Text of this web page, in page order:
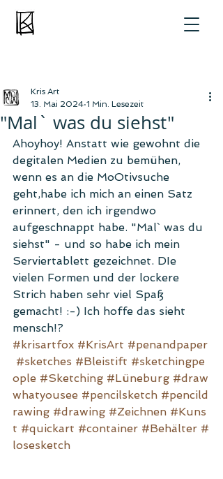
"Mal` was du siehst"
Kris Art
13. Mai 2024 1 Min. Lesezeit
Ahoyhoy! Anstatt wie gewohnt die
degitalen Medien zu bemühen,
wenn es an die MoOtivsuche
geht,habe ich mich an einen Satz
erinnert, den ich irgendwo
aufgeschnappt habe. "Mal` was du
siehst" - und so habe ich mein
Serviertablett gezeichnet. DIe
vielen Formen und der lockere
Strich haben sehr viel Spaß
gemacht! :-) Ich hoffe das sieht
mensch!?
#krisartfox #KrisArt #penandpaper
#sketches #Bleistift #sketchingpe
ople #Sketching #Lüneburg #draw
whatyousee #pencilsketch #pencild
rawing #drawing #Zeichnen #Kuns
t #quickart #container #Behälter #
losesketch